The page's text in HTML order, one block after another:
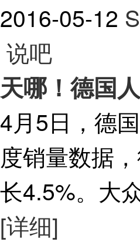
2016-05-12
说吧
天哪！德国
4月5日，德
度销量数据
长4.5%。大
[详细]